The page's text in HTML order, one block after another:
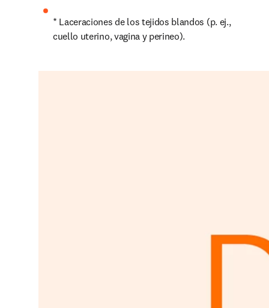
* Laceraciones de los tejidos blandos (p. ej.,
cuello uterino, vagina y perineo).